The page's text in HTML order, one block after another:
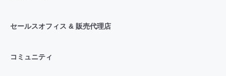
セールスオフィス & 販売代理店
コミュニティ